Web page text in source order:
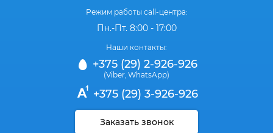
Режим работы call-центра:
Пн.-Пт. 8:00 - 17:00
Наши контакты:
+375 (29) 2-926-926
(Viber WhatsApp)
+375 (29) 3-926-926
Заказать звонок